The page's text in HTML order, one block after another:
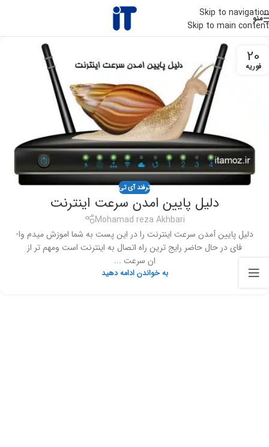
Skip to navigation
Skip to main content
منو
20
فوریه
ترفند آی تی
دلیل پایین امدن سرعت اینترنت
Mohamad reza Akhbari
دلیل پایین آمدن سرعت اینترنت را در این پست به شما اموزش میدم وا-
فای در حال حاضر رایج ترین راه اتصال به اینترنت است ومهم تر از
ان سرعت ...
به خواندن ادامه دهید